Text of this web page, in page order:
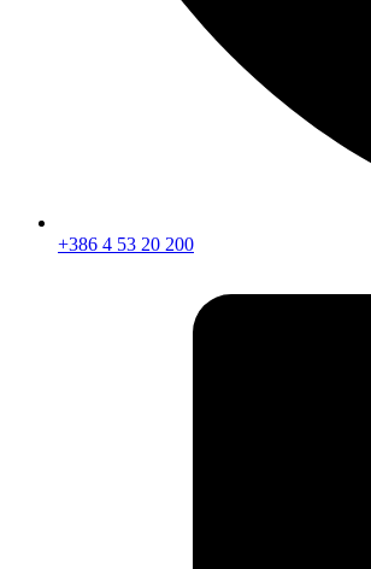
+386 4 53 20 200